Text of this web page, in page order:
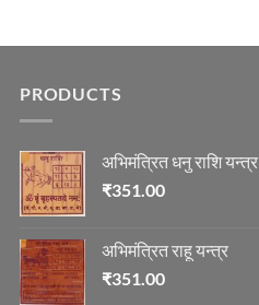
PRODUCTS
अभिमंत्रित धनु राशि यन्त्र
₹351.00
अभिमंत्रित राहू यन्त्र
₹351.00